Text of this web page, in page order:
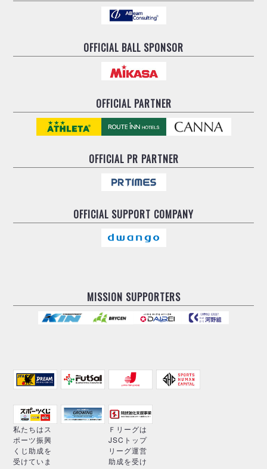
OFFICIAL BALL SPONSOR
OFFICIAL PARTNER
OFFICIALPR PARTNER
OFFICIAL SUPPORT COMPANY
MISSION SUPPORTERS
私たちはス
ポーツ振興
くじ助成を
受けていま
Ｆリーグは
JSCトップ
リーグ運営
助成を受け